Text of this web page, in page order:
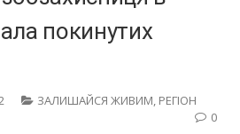
покинутих
ЗАЛИШАЙСЯ ЖИВИМ, РЕГІОН
0